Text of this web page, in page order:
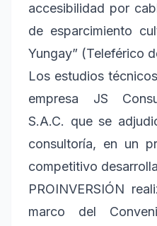
accesibilidad por
de esparcimiento
Yungay” (Teleférico
Los estudios
empresa JS
S.A.C. que se
consultoría, en un
competitivo
PROINVERSIÓN
marco del